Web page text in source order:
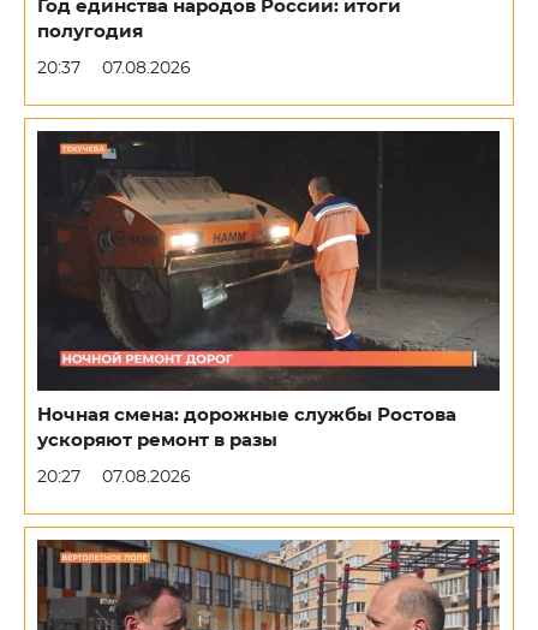
Год единства народов России: итоги
полугодия
20:37 07.08.2026
Ночная смена: дорожные службы Ростова
ускоряют ремонт в разы
20:27 07.08.2026